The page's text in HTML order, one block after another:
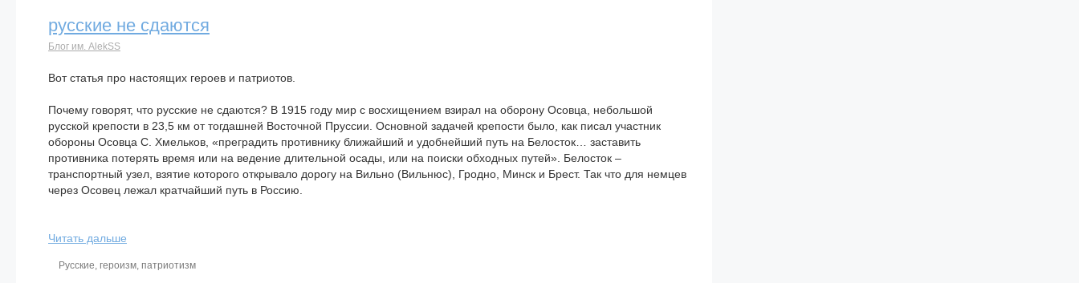
русские не сдаются
Блог им. AlekSS
Вот статья про настоящих героев и патриотов.
Почему говорят, что русские не сдаются? В 1915 году мир с восхищением взирал на оборону Осовца, небольшой
русской крепости в 23,5 км от тогдашней Восточной Пруссии. Основной задачей крепости было, как писал участник
обороны Осовца С. Хмельков, «преградить противнику ближайший и удобнейший путь на Белосток… заставить
противника потерять время или на ведение длительной осады, или на поиски обходных путей». Белосток –
транспортный узел, взятие которого открывало дорогу на Вильно (Вильнюс), Гродно, Минск и Брест. Так что для немцев
через Осовец лежал кратчайший путь в Россию.
Читать дальше
Русские, героизм, патриотизм